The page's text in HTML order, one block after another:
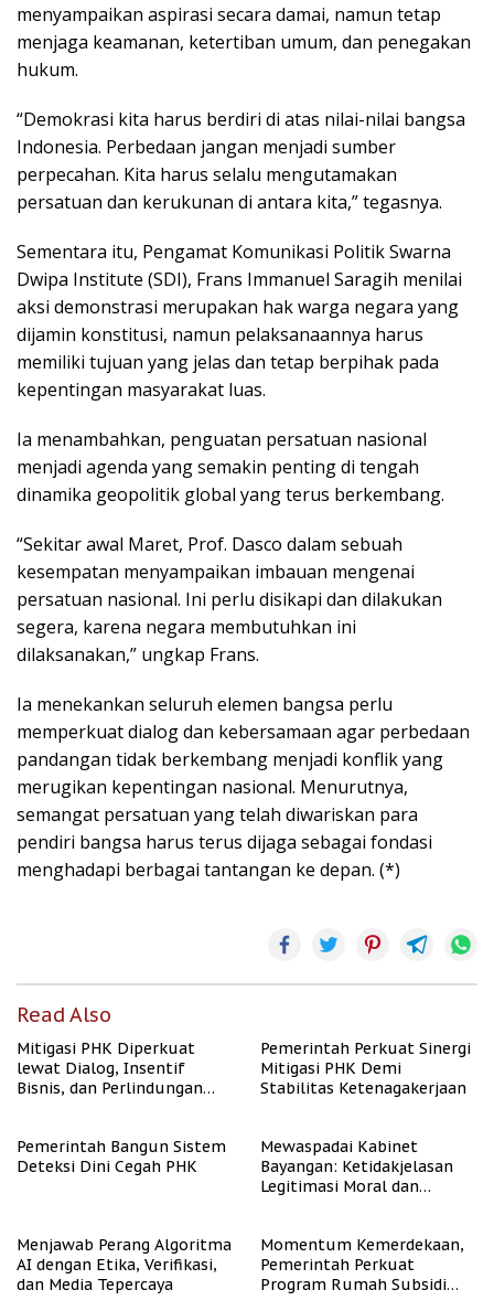
menyampaikan aspirasi secara damai, namun tetap
menjaga keamanan, ketertiban umum, dan penegakan
hukum.
“Demokrasi kita harus berdiri di atas nilai-nilai bangsa
Indonesia. Perbedaan jangan menjadi sumber
perpecahan. Kita harus selalu mengutamakan
persatuan dan kerukunan di antara kita,” tegasnya.
Sementara itu, Pengamat Komunikasi Politik Swarna
Dwipa Institute (SDI), Frans Immanuel Saragih menilai
aksi demonstrasi merupakan hak warga negara yang
dijamin konstitusi, namun pelaksanaannya harus
memiliki tujuan yang jelas dan tetap berpihak pada
kepentingan masyarakat luas.
Ia menambahkan, penguatan persatuan nasional
menjadi agenda yang semakin penting di tengah
dinamika geopolitik global yang terus berkembang.
“Sekitar awal Maret, Prof. Dasco dalam sebuah
kesempatan menyampaikan imbauan mengenai
persatuan nasional. Ini perlu disikapi dan dilakukan
segera, karena negara membutuhkan ini
dilaksanakan,” ungkap Frans.
Ia menekankan seluruh elemen bangsa perlu
memperkuat dialog dan kebersamaan agar perbedaan
pandangan tidak berkembang menjadi konflik yang
merugikan kepentingan nasional. Menurutnya,
semangat persatuan yang telah diwariskan para
pendiri bangsa harus terus dijaga sebagai fondasi
menghadapi berbagai tantangan ke depan. (*)
Read Also
Mitigasi PHK Diperkuat
lewat Dialog, Insentif
Bisnis, dan Perlindungan
Pemerintah Perkuat Sinergi
Mitigasi PHK Demi
Stabilitas Ketenagakerjaan
Pemerintah Bangun Sistem
Deteksi Dini Cegah PHK
Mewaspadai Kabinet
Bayangan: Ketidakjelasan
Legitimasi Moral dan
Menjawab Perang Algoritma
AI dengan Etika, Verifikasi,
dan Media Tepercaya
Momentum Kemerdekaan,
Pemerintah Perkuat
Program Rumah Subsidi